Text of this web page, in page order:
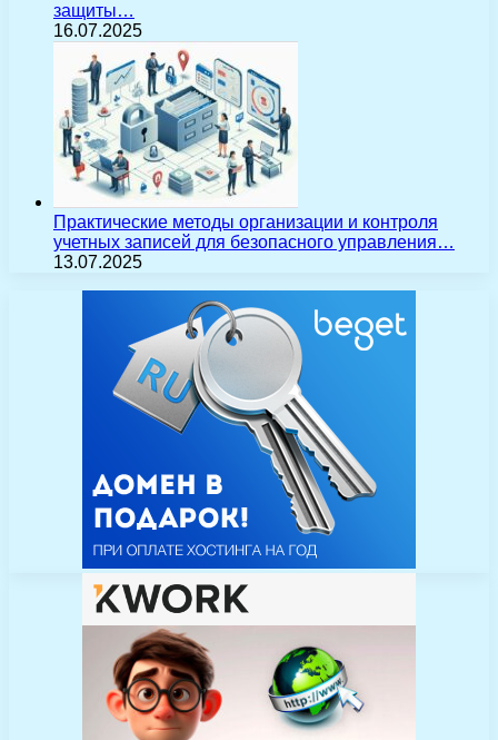
защиты…
16.07.2025
Практические методы организации и контроля
учетных записей для безопасного управления…
13.07.2025